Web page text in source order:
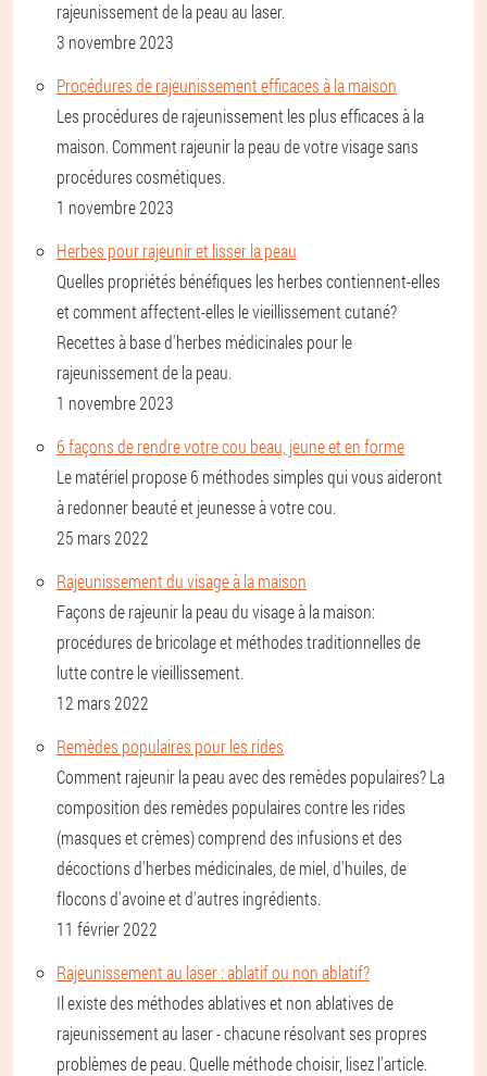
rajeunissement de la peau au laser.
3 novembre 2023
Procédures de rajeunissement efficaces à la maison
Les procédures de rajeunissement les plus efficaces à la
maison. Comment rajeunir la peau de votre visage sans
procédures cosmétiques.
1 novembre 2023
Herbes pour rajeunir et lisser la peau
Quelles propriétés bénéfiques les herbes contiennent-elles
et comment affectent-elles le vieillissement cutané?
Recettes à base d'herbes médicinales pour le
rajeunissement de la peau.
1 novembre 2023
6 façons de rendre votre cou beau, jeune et en forme
Le matériel propose 6 méthodes simples qui vous aideront
à redonner beauté et jeunesse à votre cou.
25 mars 2022
Rajeunissement du visage à la maison
Façons de rajeunir la peau du visage à la maison:
procédures de bricolage et méthodes traditionnelles de
lutte contre le vieillissement.
12 mars 2022
Remèdes populaires pour les rides
Comment rajeunir la peau avec des remèdes populaires? La
composition des remèdes populaires contre les rides
(masques et crèmes) comprend des infusions et des
décoctions d'herbes médicinales, de miel, d'huiles, de
flocons d'avoine et d'autres ingrédients.
11 février 2022
Rajeunissement au laser : ablatif ou non ablatif?
Il existe des méthodes ablatives et non ablatives de
rajeunissement au laser - chacune résolvant ses propres
problèmes de peau. Quelle méthode choisir, lisez l'article.